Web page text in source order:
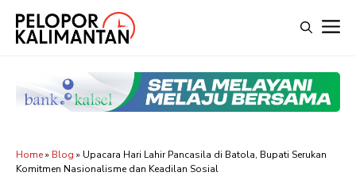
Home» Blog » Upacara Hari Lahir Pancasila di Batola, Bupati Serukan
Komitmen Nasionalisme dan Keadilan Sosial